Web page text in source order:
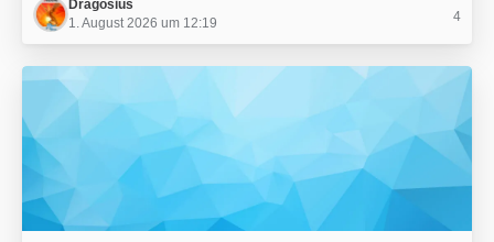
Dragosius
1. August 2026 um 12:19
4